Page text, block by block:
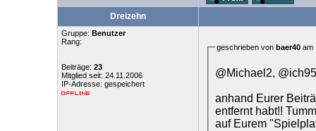
Dreizehn
Gruppe: Benutzer
Rang:
Beiträge: 23
Mitglied seit: 24.11.2006
IP-Adresse: gespeichert
geschrieben von baer40am
@Michael2, @ich95
anhand Eurer
entfernt habt!!
auf Eurem